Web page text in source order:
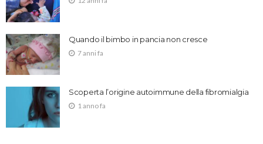
Quando il bimbo in pancia non cresce
7 anni fa
Scoperta l’origine autoimmune della fibromialgia
1 anno fa